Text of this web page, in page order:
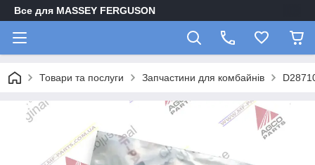
Все для MASSEY FERGUSON
Товари та послуги Запчастини для комбайнів